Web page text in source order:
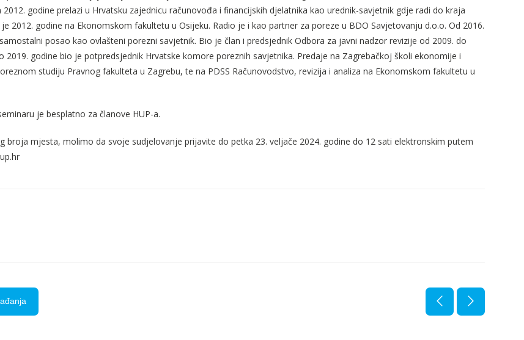
godine prelazi u Hrvatsku zajednicu računovođa i financijskih djelatnika kao urednik-savjetnik gdje radi do kraja
2012. godine na Ekonomskom fakultetu u Osijeku. Radio je i kao partner za poreze u BDO Savjetovanju d.o.o. Od 2016.
posao kao ovlašteni porezni savjetnik. Bio je član i predsjednik Odbora za javni nadzor revizije od 2009. do
2019. godine bio je potpredsjednik Hrvatske komore poreznih savjetnika. Predaje na Zagrebačkoj školi ekonomije i
studiju Pravnog fakulteta u Zagrebu, te na PDSS Računovodstvo, revizija i analiza na Ekonomskom fakultetu u
je besplatno za članove HUP-a.
broja mjesta, molimo da svoje sudjelovanje prijavite do petka 23. veljače 2024. godine do 12 sati elektronskim putem